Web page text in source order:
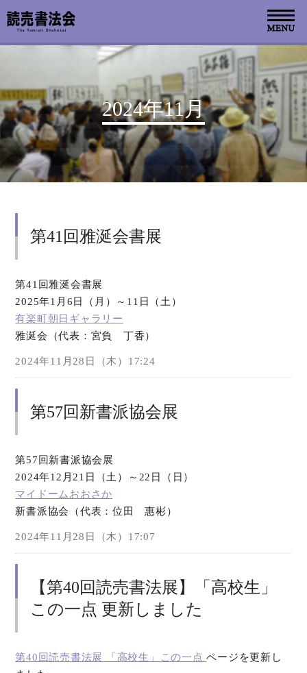
2024年11月
第41回雅涎会書展
第41回雅涎会書展
2025年1月6日（月）～11日（土）
有楽町朝日ギャラリー
雅涎会（代表：宮負 丁香）
2024年11月28日（木）17:24
第57回新書派協会展
第57回新書派協会展
2024年12月21日（土）～22日（日）
マイドームおおさか
新書派協会（代表：位田 惠彬）
2024年11月28日（木）17:07
【第40回読売書法展】「高校生」
この一点 更新しました
第40回読売書法展 「高校生」この一点ページを更新し
お知らせ
読売書法会について
読売書法展
関連書道展
デジタルアーカイブ
オンラインショップ